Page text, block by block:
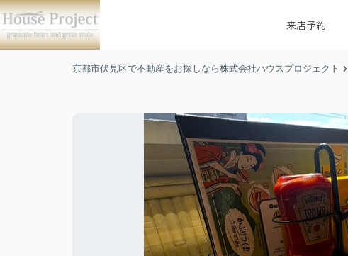
来店予約
京都市伏見区で不動産をお探しなら株式会社ハウスプロジェクト